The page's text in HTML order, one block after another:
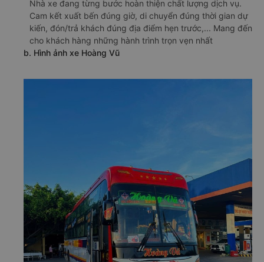
Nhà xe đang từng bước hoàn thiện chất lượng dịch vụ.
Cam kết xuất bến đúng giờ, di chuyển đúng thời gian dự
kiến, đón/trả khách đúng địa điểm hẹn trước,... Mang đến
cho khách hàng những hành trình trọn vẹn nhất
b. Hình ảnh xe Hoàng Vũ